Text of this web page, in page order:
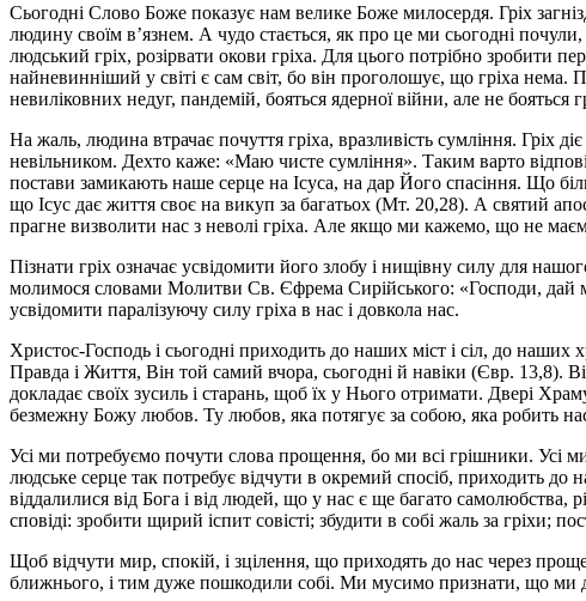
Сьогодні Слово Боже показує нам велике Боже милосердя. Гріх
людину своїм в’язнем. А чудо стається, як про це ми сьогодні
людський гріх, розірвати окови гріха. Для цього потрібно зробити
найневинніший у світі є сам світ, бо він проголошує, що гріха нема.
невиліковних недуг, пандемій, бояться ядерної війни, але не
На жаль, людина втрачає почуття гріха, вразливість сумління. Гріх
невільником. Дехто каже: «Маю чисте сумління». Таким варто
постави замикають наше серце на Ісуса, на дар Його спасіння. Що
що Ісус дає життя своє на викуп за багатьох (Мт. 20,28). А святий
прагне визволити нас з неволі гріха. Але якщо ми кажемо, що не
Пізнати гріх означає усвідомити його злобу і нищівну силу для
молимося словами Молитви Св. Єфрема Сирійського: «Господи, дай
усвідомити паралізуючу силу гріха в нас і довкола нас.
Христос-Господь і сьогодні приходить до наших міст і сіл, до
Правда і Життя, Він той самий вчора, сьогодні й навіки (Євр. 13,8).
докладає своїх зусиль і старань, щоб їх у Нього отримати. Двері
безмежну Божу любов. Ту любов, яка потягує за собою, яка робить
Усі ми потребуємо почути слова прощення, бо ми всі грішники. Усі
людське серце так потребує відчути в окремий спосіб, приходить
віддалилися від Бога і від людей, що у нас є ще багато самолюбства,
сповіді: зробити щирий іспит совісті; збудити в собі жаль за гріхи;
Щоб відчути мир, спокій, і зцілення, що приходять до нас через
ближнього, і тим дуже пошкодили собі. Ми мусимо признати, що ми